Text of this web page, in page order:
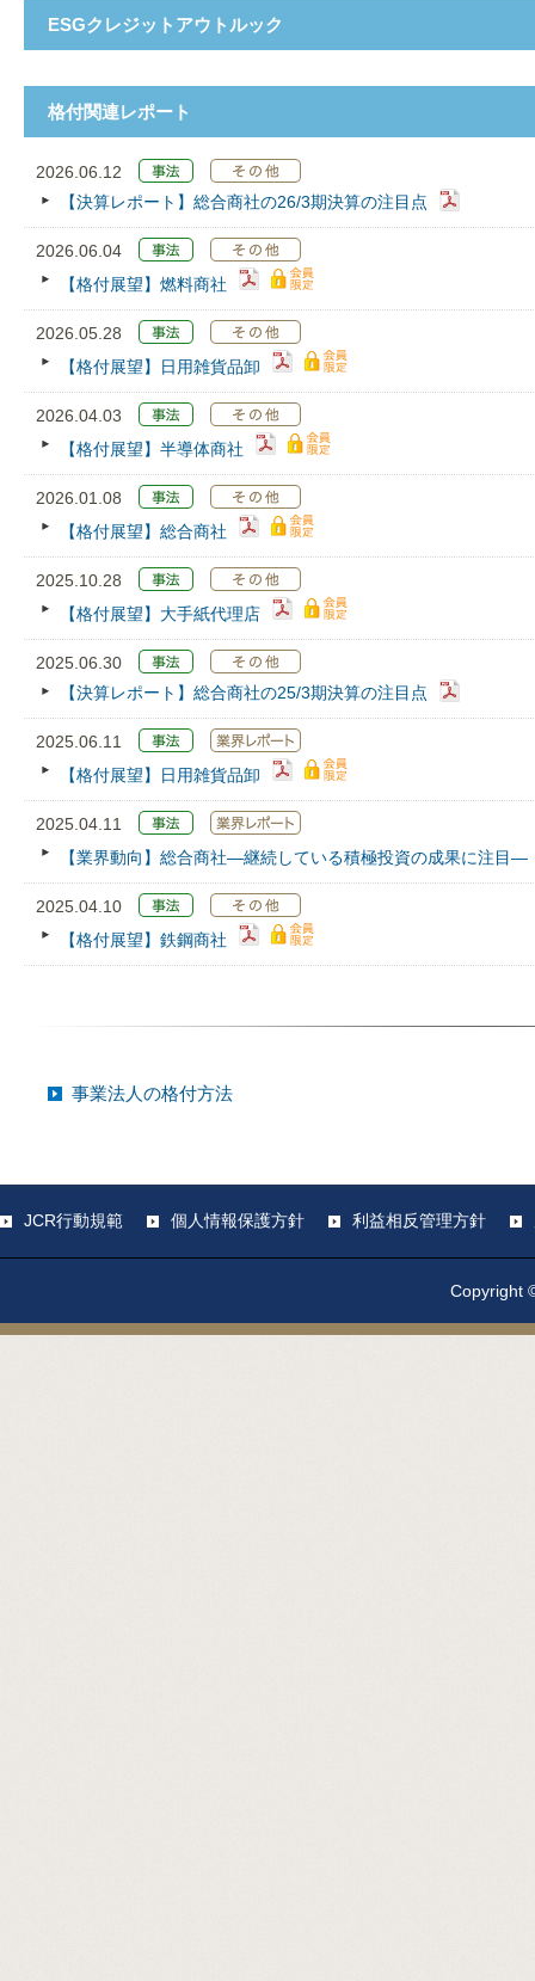
ESGクレジットアウトルック
格付関連レポート
2026.06.12
【決算レポート】総合商社の26/3期決算の注目点
2026.06.04
【格付展望】燃料商社
2026.05.28
【格付展望】日用雑貨品卸
2026.04.03
【格付展望】半導体商社
2026.01.08
【格付展望】総合商社
2025.10.28
【格付展望】大手紙代理店
2025.06.30
【決算レポート】総合商社の25/3期決算の注目点
2025.06.11
【格付展望】日用雑貨品卸
2025.04.11
【業界動向】総合商社―継続している積極投資の成果に注目―
2025.04.10
【格付展望】鉄鋼商社
事業法人の格付方法
JCR行動規範 個人情報保護方針 利益相反管理方針
Copyright